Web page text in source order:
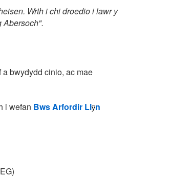
Wrth i chi droedio i lawr y
Abersoch".
bwydydd cinio, ac mae
i wefan Bws Arfordir Llŷn